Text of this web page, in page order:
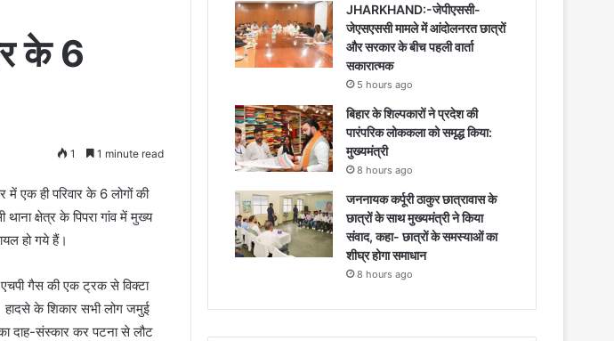
के 6
1 1 minute read
एक ही परिवार के 6 लोगों की
क्षेत्र के पिपरा गांव में मुख्य
हो गये हैं।
गैस की एक ट्रक से विक्टा
हादसे के शिकार सभी लोग जमुई
दाह-संस्कार कर पटना से लौट
JHARKHAND:-जेपीएससी-
जेएसएससी मामले में आंदोलनरत छात्रों
और सरकार के बीच पहली वार्ता
सकारात्मक
5 hours ago
बिहार के शिल्पकारों ने प्रदेश की
पारंपरिक लोककला को समृद्ध किया:
मुख्यमंत्री
8 hours ago
जननायक कर्पूरी ठाकुर छात्रावास के
छात्रों के साथ मुख्यमंत्री ने किया
संवाद, कहा- छात्रों के समस्याओं का
शीघ्र होगा समाधान
8 hours ago